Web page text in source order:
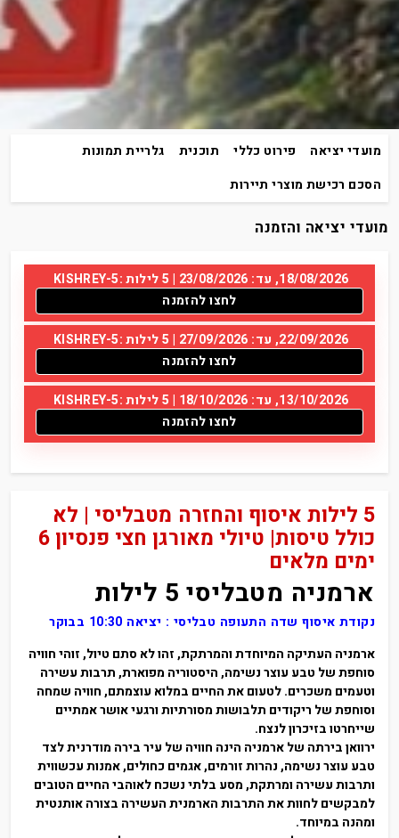
מועדי יציאה פירוט כללי תוכנית
גלריית תמונות
הסכם רכישת מוצרי תיירות
מועדי יציאה והזמנה
18/08/2026, עד: 23/08/2026 | 5 לילות :KISHREY-5
לחצו להזמנה
22/09/2026, עד: 27/09/2026 | 5 לילות :KISHREY-5
לחצו להזמנה
13/10/2026, עד: 18/10/2026 | 5 לילות :KISHREY-5
לחצו להזמנה
5 לילות איסוף והחזרה מטבליסי | לא
כולל טיסות| טיולי מאורגן חצי פנסיון 6
ימים מלאים
ארמניה מטבליסי 5 לילות
נקודת איסוף שדה התעופה טבליסי : יציאה 10:30 בבוקר
ארמניה העתיקה המיוחדת והמרתקת, זהו לא סתם טיול, זוהי חוויה
סוחפת של טבע עוצר נשימה, היסטוריה מפוארת, תרבות עשירה
וטעמים משכרים. לטעום את החיים במלוא עוצמתם, חוויה שמחה
וסוחפת של ריקודים תלבושות מסורתיות ורגעי אושר אמתיים
שייחרטו בזיכרון לנצח.
ירוואן בירתה של ארמניה הינה חוויה של עיר בירה מודרנית לצד
טבע עוצר נשימה, נהרות זורמים, אגמים כחולים, אמנות עכשווית
ותרבות עשירה ומרתקת, מסע בלתי נשכח לאוהבי החיים הטובים
למבקשים לחוות את התרבות הארמנית העשירה בצורה אותנטית
ומהנה במיוחד.